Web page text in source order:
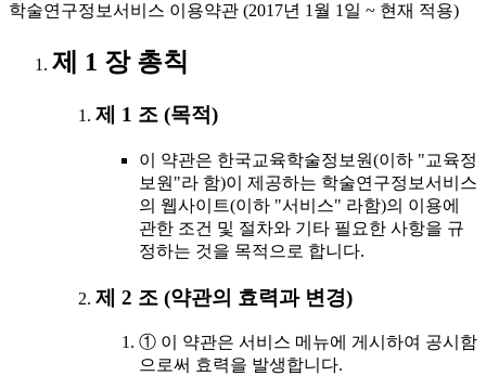
학술연구정보서비스 이용약관 (2017년 1월 1일 ~ 현재 적용)
제 1 장 총칙
제 1 조 (목적)
이 약관은 한국교육학술정보원(이하 "교육정
보원"라 함)이 제공하는 학술연구정보서비스
의 웹사이트(이하 "서비스" 라함)의 이용에
관한 조건 및 절차와 기타 필요한 사항을 규
정하는 것을 목적으로 합니다.
제 2 조 (약관의 효력과 변경)
① 이 약관은 서비스 메뉴에 게시하여 공시함
으로써 효력을 발생합니다.